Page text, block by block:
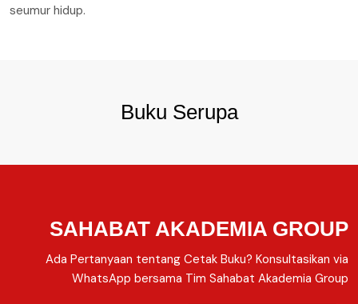
seumur hidup.
Buku Serupa
SAHABAT AKADEMIA GROUP
Ada Pertanyaan tentang Cetak Buku? Konsultasikan via
WhatsApp bersama Tim Sahabat Akademia Group